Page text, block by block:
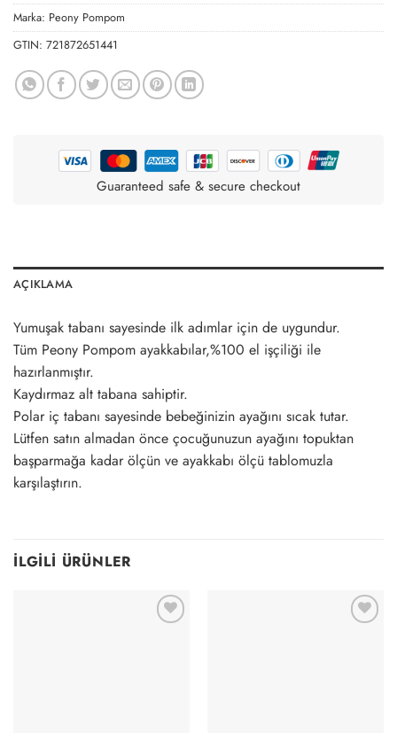
Marka: Peony Pompom
GTIN: 721872651441
Guaranteed safe & secure checkout
AÇIKLAMA
Yumuşak tabanı sayesinde ilk adımlar için de uygundur.
Tüm Peony Pompom ayakkabılar,%100 el işçiliği ile
hazırlanmıştır.
Kaydırmaz alt tabana sahiptir.
Polar iç tabanı sayesinde bebeğinizin ayağını sıcak tutar.
Lütfen satın almadan önce çocuğunuzun ayağını topuktan
başparmağa kadar ölçün ve ayakkabı ölçü tablomuzla
karşılaştırın.
İLGILI ÜRÜNLER